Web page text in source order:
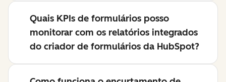
Quais KPIs de formulários posso
monitorar com os relatórios integrados
do criador de formulários da HubSpot?